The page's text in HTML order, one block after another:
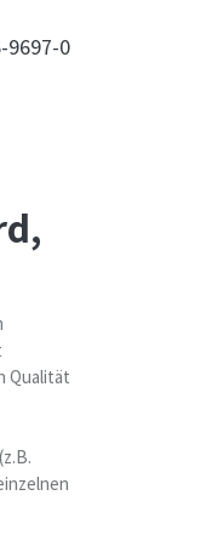
9697-0
Qualität